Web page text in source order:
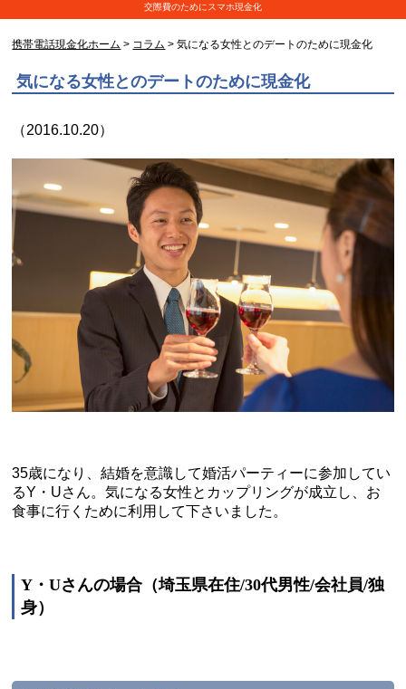
交際費のためにスマホ現金化
携帯電話現金化ホーム > コラム > 気になる女性とのデートのために現金化
気になる女性とのデートのために現金化
（2016.10.20）
35歳になり、結婚を意識して婚活パーティーに参加してい
るY・Uさん。気になる女性とカップリングが成立し、お
食事に行くために利用して下さいました。
Y・Uさんの場合（埼玉県在住/30代男性/会社員/独
身）